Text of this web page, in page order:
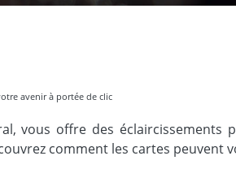
avenir à portée de clic
vous offre des
comment les cartes